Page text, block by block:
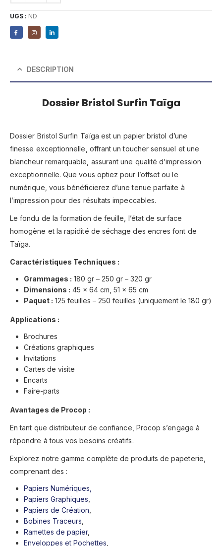
UGS : ND
DESCRIPTION
Dossier Bristol Surfin Taïga
Dossier Bristol Surfin Taïga est un papier bristol d’une
finesse exceptionnelle, offrant un toucher sensuel et une
blancheur remarquable, assurant une qualité d’impression
exceptionnelle. Que vous optiez pour l’offset ou le
numérique, vous bénéficierez d’une tenue parfaite à
l’impression pour des résultats impeccables.
Le fondu de la formation de feuille, l’état de surface
homogène et la rapidité de séchage des encres font de
Taïga.
Caractéristiques Techniques :
Grammages : 180 gr – 250 gr – 320 gr
Dimensions : 45 x 64 cm, 51 x 65 cm
Paquet : 125 feuilles – 250 feuilles (uniquement le 180 gr)
Applications :
Brochures
Créations graphiques
Invitations
Cartes de visite
Encarts
Faire-parts
Avantages de Procop :
En tant que distributeur de confiance, Procop s’engage à
répondre à tous vos besoins créatifs.
Explorez notre gamme complète de produits de papeterie,
comprenant des :
Papiers Numériques,
Papiers Graphiques
Papiers de Création
Bobines Traceurs
Ramettes de papier,
Enveloppes et Pochettes